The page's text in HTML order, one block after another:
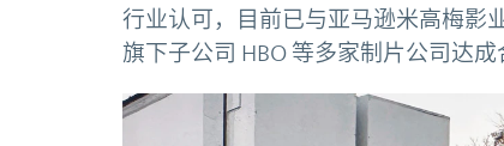
行业认可，目前已与亚马逊米高梅影
旗下子公司 HBO 等多家制片公司达